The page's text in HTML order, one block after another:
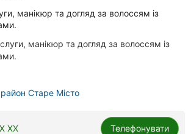
манікюр та догляд за волоссям із
манікюр та догляд за волоссям із
Старе Місто
XX Телефонувати